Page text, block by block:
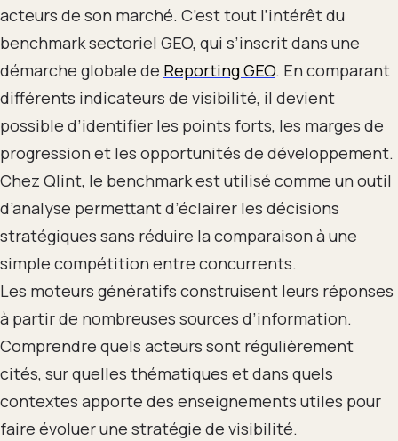
acteurs de son marché. C’est tout l’intérêt du
benchmark sectoriel GEO, qui s’inscrit dans une
démarche globale de Reporting GEO. En comparant
différents indicateurs de visibilité, il devient
possible d’identifier les points forts, les marges de
progression et les opportunités de développement.
Chez Qlint, le benchmark est utilisé comme un outil
d’analyse permettant d’éclairer les décisions
stratégiques sans réduire la comparaison à une
simple compétition entre concurrents.
Les moteurs génératifs construisent leurs réponses
à partir de nombreuses sources d’information.
Comprendre quels acteurs sont régulièrement
cités, sur quelles thématiques et dans quels
contextes apporte des enseignements utiles pour
faire évoluer une stratégie de visibilité.